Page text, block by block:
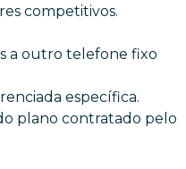
competitivos.
a outro telefone fixo
específica.
plano contratado pelo